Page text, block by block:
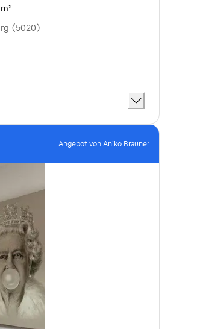
(5020)
Angebot von Aniko Brauner